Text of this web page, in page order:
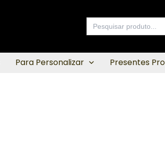
Search
for:
Para Personalizar Presentes